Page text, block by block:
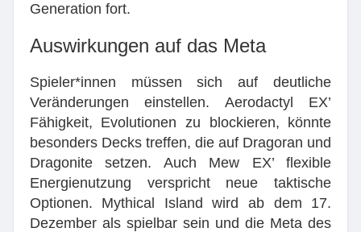
Generation fort.
Auswirkungen auf das Meta
Spieler*innen müssen sich auf deutliche
Veränderungen einstellen. Aerodactyl EX’
Fähigkeit, Evolutionen zu blockieren, könnte
besonders Decks treffen, die auf Dragoran und
Dragonite setzen. Auch Mew EX’ flexible
Energienutzung verspricht neue taktische
Optionen. Mythical Island wird ab dem 17.
Dezember als spielbar sein und die Meta des